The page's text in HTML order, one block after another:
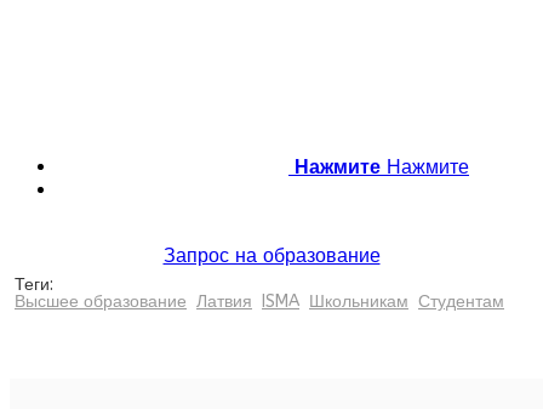
Нажмите Нажмите
Запрос на образование
Теги:
Высшее образование Латвия ISMA Школьникам Студентам